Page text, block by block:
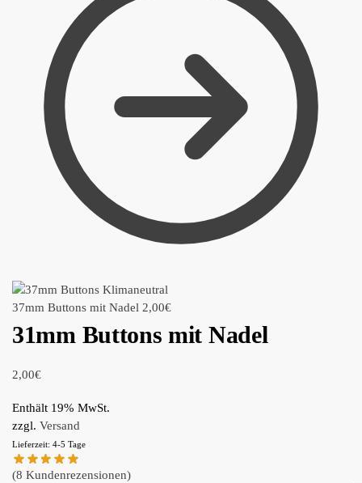
37mm Buttons mit Nadel 2,00€
31mm Buttons mit Nadel
2,00€
Enthält 19% MwSt.
zzgl. Versand
Lieferzeit: 4-5 Tage
(8 Kundenrezensionen)